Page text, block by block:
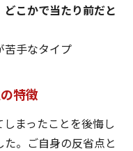
こかで当たり前だと
手なタイプ
特徴
まったことを後悔し
。ご自身の反省点と